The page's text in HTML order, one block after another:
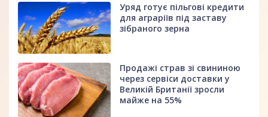
Уряд готує пільгові кредити
для аграріїв під заставу
зібраного зерна
Продажі страв зі свининою
через сервіси доставки у
Великій Британії зросли
майже на 55%